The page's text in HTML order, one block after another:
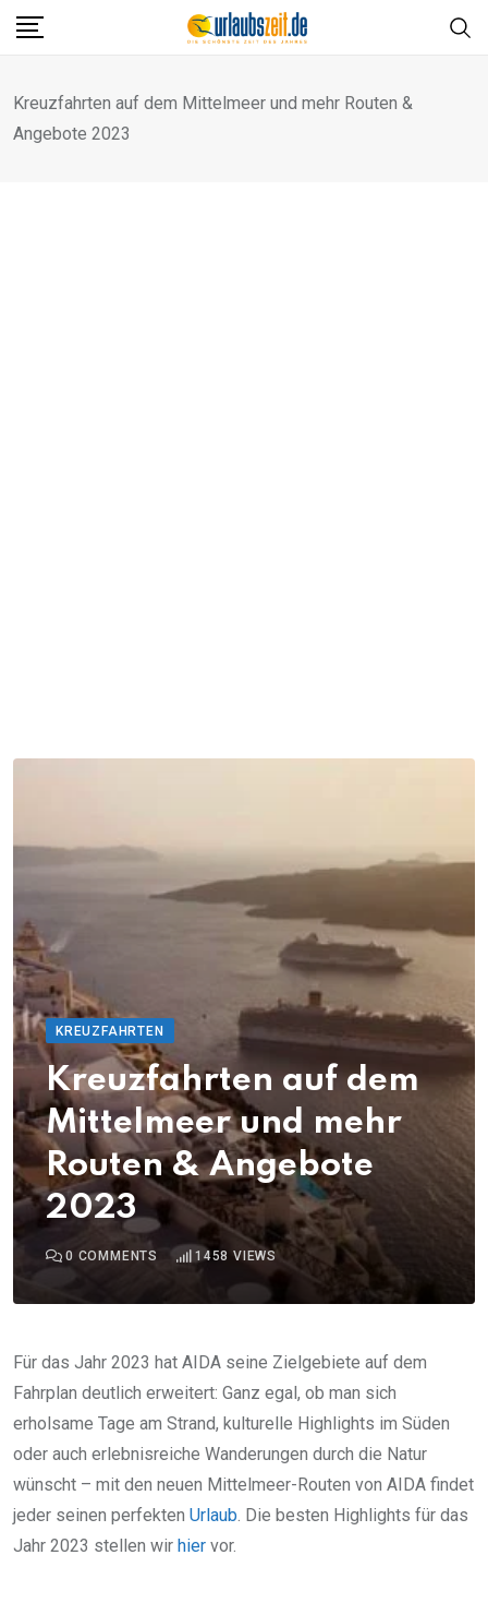
Skip
Kreuzfahrten auf dem Mittelmeer und mehr Routen &
Angebote 2023
KREUZFAHRTEN
Kreuzfahrten auf dem
Mittelmeer und mehr
Routen & Angebote
2023
0 COMMENTS 1458 VIEWS
Für das Jahr 2023 hat AIDA seine Zielgebiete auf dem
Fahrplan deutlich erweitert: Ganz egal, ob man sich
erholsame Tage am Strand, kulturelle Highlights im Süden
oder auch erlebnisreiche Wanderungen durch die Natur
wünscht – mit den neuen Mittelmeer-Routen von AIDA findet
jeder seinen perfekten Urlaub. Die besten Highlights für das
Jahr 2023 stellen wir hier vor.